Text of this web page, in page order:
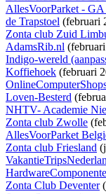
AllesVoorParket - GA
de Trapstoel (februari
Zonta club Zuid
AdamsRib.nl
Indigo-wereld
Koffiehoek (februari
Loven-Besterd
NHTV- Academie
Zonta club Zwolle
AllesVoorParket
Zonta club Friesland
Zonta Club Deventer